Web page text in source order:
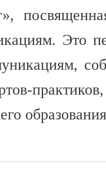
Это